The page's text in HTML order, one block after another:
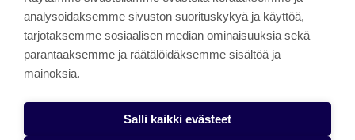
About the site
Käyttöehdot
analysoidaksemme sivuston suorituskykyä ja käyttöä,
tarjotaksemme sosiaalisen median ominaisuuksia sekä
parantaaksemme ja räätälöidäksemme sisältöä ja
mainoksia.
Salli kaikki evästeet